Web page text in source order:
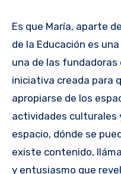
Es que María, aparte
de la Educación es
una de las
iniciativa creada para
apropiarse de los
actividades culturales
espacio, dónde se
existe contenido,
y entusiasmo que